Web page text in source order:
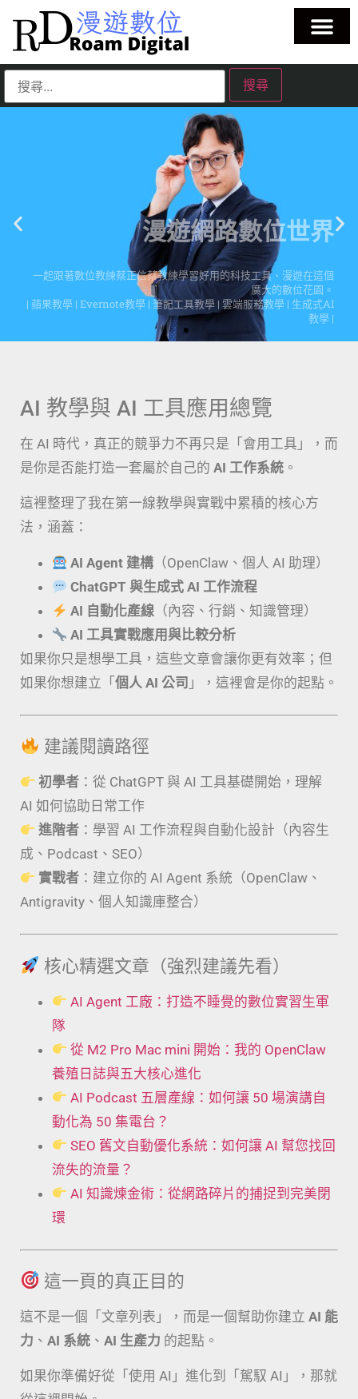
漫遊網路數位世界
一起跟著數位教練蔡正信蔡教練學習好用的科技工具、漫遊在這個
廣大的數位花園。
| 蘋果教學 | Evernote教學 | 筆記工具教學 | 雲端服務教學 | 生成式AI
教學 |
點擊這裡
AI 教學與 AI 工具應用總覽
在 AI 時代，真正的競爭力不再只是「會用工具」，而
是你是否能打造一套屬於自己的 AI 工作系統 。
這裡整理了我在第一線教學與實戰中累積的核心方
法，涵蓋：
AI Agent 建構 （OpenClaw、個人 AI 助理）
ChatGPT 與生成式 AI 工作流程
AI 自動化產線 （內容、行銷、知識管理）
AI 工具實戰應用與比較分析
如果你只是想學工具，這些文章會讓你更有效率；但
如果你想建立「 個人 AI 公司 」，這裡會是你的起點。
建議閱讀路徑
初學者 ：從 ChatGPT 與 AI 工具基礎開始，理解
AI 如何協助日常工作
進階者 ：學習 AI 工作流程與自動化設計（內容生
成、Podcast、SEO）
實戰者 ：建立你的 AI Agent 系統（OpenClaw、
Antigravity、個人知識庫整合）
核心精選文章（強烈建議先看）
AI Agent 工廠：打造不睡覺的數位實習生軍
隊
從 M2 Pro Mac mini 開始：我的 OpenClaw
養殖日誌與五大核心進化
AI Podcast 五層產線：如何讓 50 場演講自
動化為 50 集電台？
SEO 舊文自動優化系統：如何讓 AI 幫您找回
流失的流量？
AI 知識煉金術：從網路碎片的捕捉到完美閉
環
這一頁的真正目的
這不是一個「文章列表」，而是一個幫助你建立 AI 能
力 、 AI 系統 、 AI 生產力 的起點。
如果你準備好從「使用 AI」進化到「駕馭 AI」，那就